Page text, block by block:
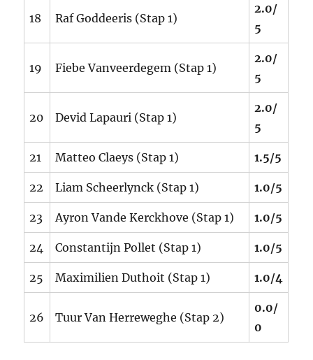
18 Raf Goddeeris (Stap 1)
2.0/
5
19 Fiebe Vanveerdegem (Stap 1)
2.0/
5
20 Devid Lapauri (Stap 1)
2.0/
5
21 Matteo Claeys (Stap 1) 1.5/5
22 Liam Scheerlynck (Stap 1) 1.0/5
23 Ayron Vande Kerckhove (Stap 1) 1.0/5
24 Constantijn Pollet (Stap 1) 1.0/5
25 Maximilien Duthoit (Stap 1) 1.0/4
26 Tuur Van Herreweghe (Stap 2)
0.0/
0